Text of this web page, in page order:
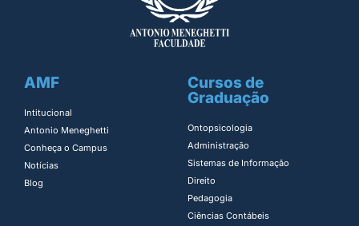
AMF
Intitucional
Antonio Meneghetti
Conheça o Campus
Notícias
Blog
Cursos de
Graduação
Ontopsicologia ​
Administração​
Sistemas de Informação​
Direito​
Pedagogia
Ciências Contábeis